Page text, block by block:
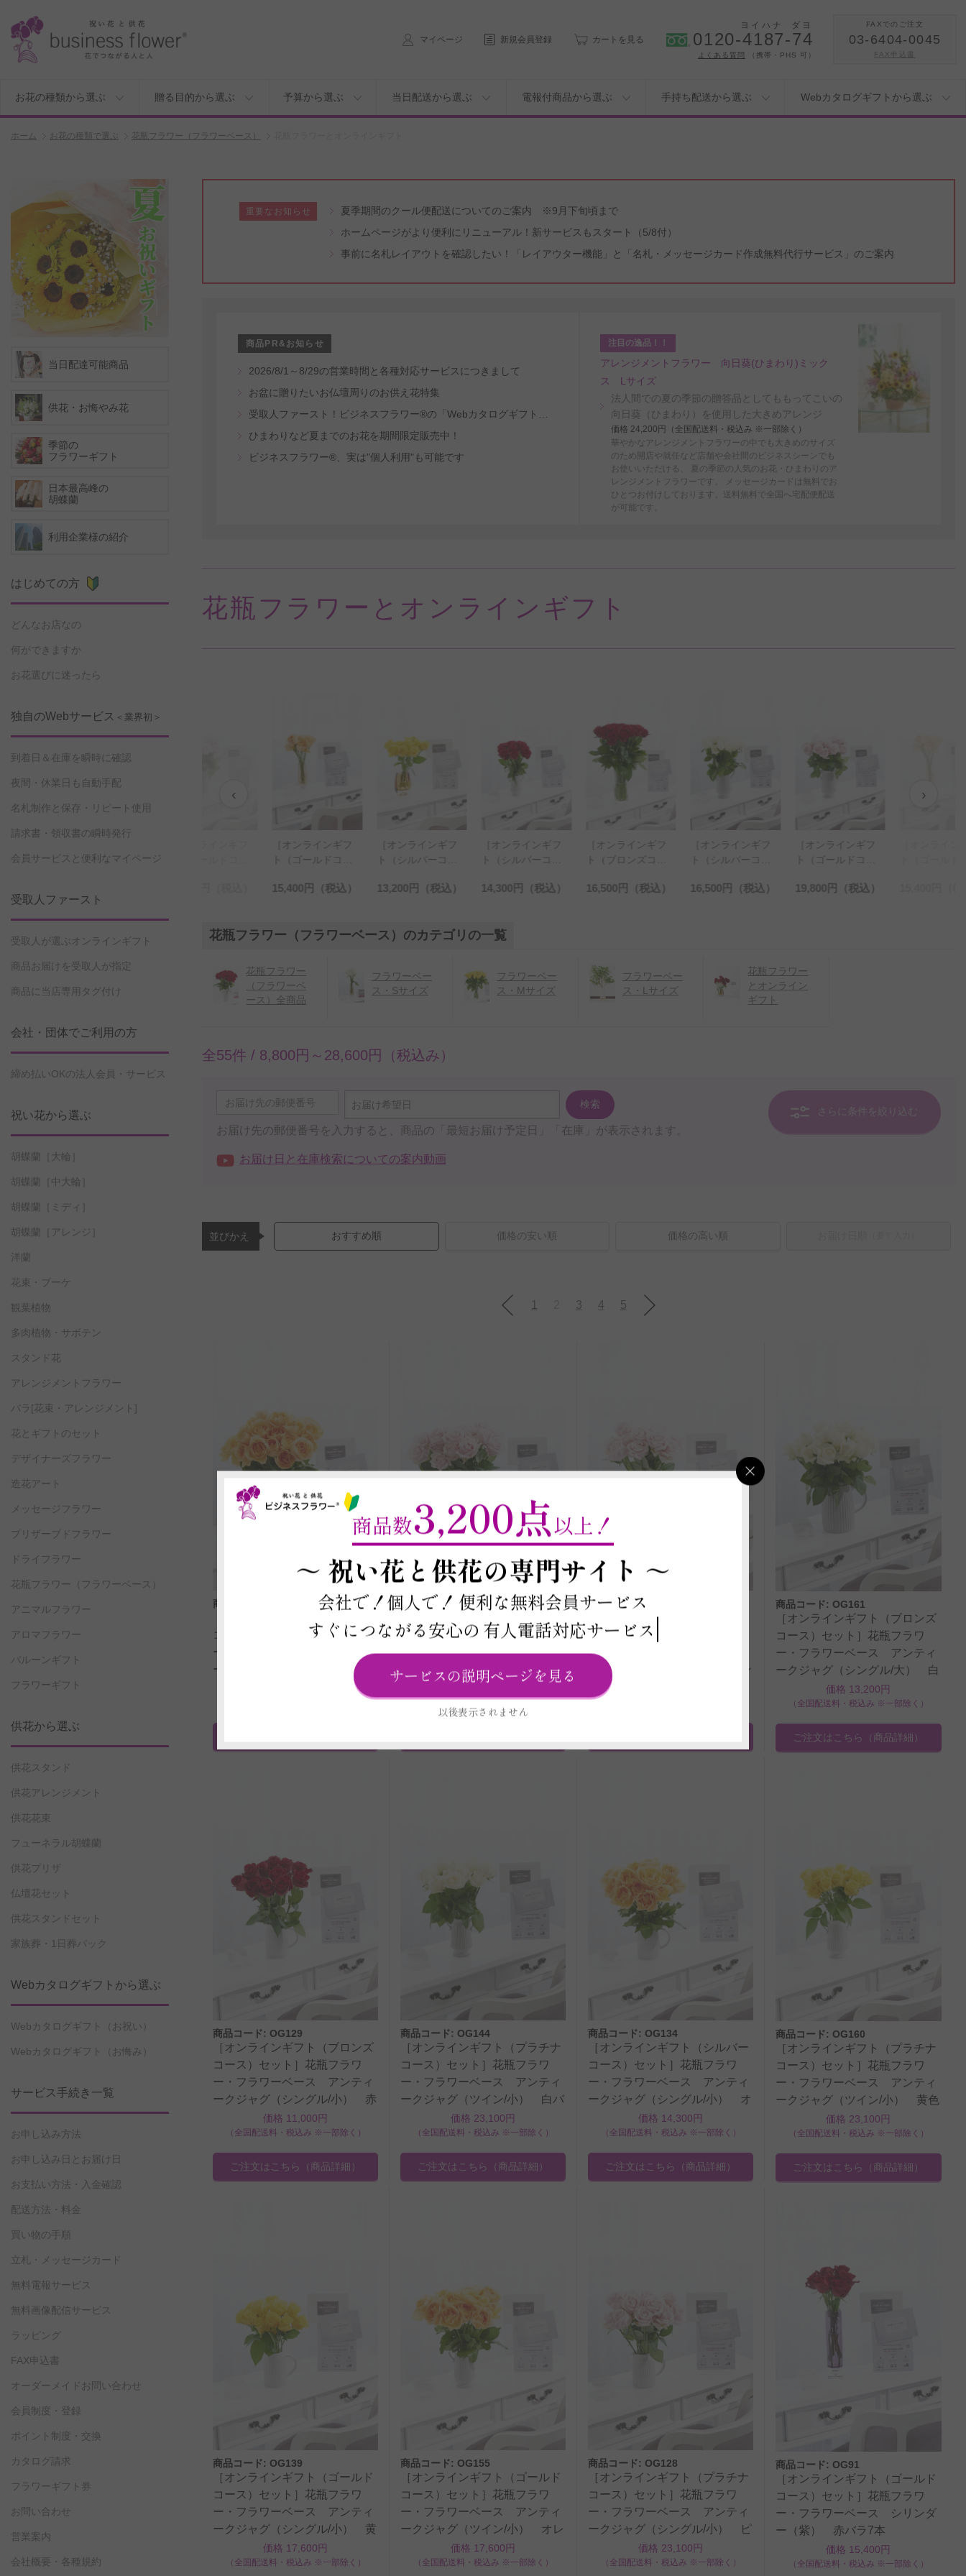
マイページ 新規会員登録 カートを見る
ヨイハナ ダヨ
0120-4187-74
よくある質問 （携帯・PHS 可）
FAXでのご注文
03-6404-0045
FAX申込書
お花の種類から選ぶ 贈る目的から選ぶ 予算から選ぶ 当日配送から選ぶ 電報付商品から選ぶ 手持ち配送から選ぶ Webカタログギフトから選ぶ
ホーム お花の種類で選ぶ 花瓶フラワー（フラワーベース）
重要なお知らせ
夏季期間のクール便配送についてのご案内 ※9月下旬頃まで
ホームページがより便利にリニューアル！新サービスもスタート（5/8付）
事前に名札レイアウトを確認したい！「レイアウター機能」と「名札・メッセージカード作成無料代行サービス」のご案内
商品PR&お知らせ
2026/8/1～8/29の営業時間と各種対応サービスにつきまして
お盆に贈りたいお仏壇周りのお供え花特集
ひまわりなど夏までのお花を期間限定販売中！
ビジネスフラワー®、実は"個人利用"も可能です
注目の逸品！！
アレンジメントフラワー 向日葵(ひまわり)ミック
ス Lサイズ
法人間での夏の季節の贈答品としてももってこいの
向日葵（ひまわり）を使用した大きめアレンジ
価格 24,200円（全国配送料・税込み ※一部除く）
華やかなアレンジメントフラワーの中でも大きめのサイズ
のため開店や就任など店舗や会社間のビジネスシーンでも
お使いいただける、 夏の季節の人気のお花・ひまわりのア
レンジメントフラワーです。 メッセージカードは無料でお
ひとつお付けしております。送料無料で全国へ宅配便配送
が可能です。
花瓶フラワーとオンラインギフト
‹ ›
ズコー
シリン
リア）
ト（シルバーコー
ーベース アンテ
ィークジャグ（ツ
イン/大） 白バラ
ィークジャグ（ツ
イン/大） ピンク
［オンラインギフ
ト（ゴールドコー
フラワー・フラワ
ー） オレンジバ
15,400円 （税込）
［オンラインギフ
ト（シルバーコー
フラワー・フラワ
黄色バラ12本
13,200円 （税込）
［オンラインギフ
ト（シルバーコー
フラワー・フラワ
イン/小） 赤バラ
14,300円 （税込）
［オンラインギフ
ト（ブロンズコー
フラワー・フラワ
16,500円 （税込）
［オンラインギフ
ト（シルバーコー
フラワー・フラワ
16,500円 （税込）
［オンラインギフ
ト（ゴールドコー
フラワー・フラワ
19,800円 （税込）
花瓶フラワー（フラワーベース）のカテゴリの一覧
花瓶フラワー
（フラワーベ
ース）全商品
フラワーベー
ス・Sサイズ
フラワーベー
ス・Mサイズ
フラワーベー
ス・Lサイズ
花瓶フラワー
とオンライン
ギフト
全55件 / 8,800円～28,600円（税込み）
お届け希望日 検索
お届け先の郵便番号を入力すると、商品の「最短お届け予定日」「在庫」が表示されます。
お届け日と在庫検索についての案内動画
さらに条件を絞り込む
並びかえ おすすめ順 価格の安い順 価格の高い順
1 3 4 5
商品コード: OG176
コース）セット］花瓶フラワ
ー・フラワーベース アンティ
ークジャグ（シングル/大） オ
商品コード: OG166
コース）セット］花瓶フラワ
ー・フラワーベース アンティ
ークジャグ（シングル/大） ピ
ンクバラ18本
（全国配送料・税込み ※一部除く）
商品コード: OG145
［オンラインギフト（ブロンズ
コース）セット］花瓶フラワ
ー・フラワーベース アンティ
ークジャグ（ツイン/小） ピン
クバラ12本
商品コード: OG161
［オンラインギフト（ブロンズ
コース）セット］花瓶フラワ
ー・フラワーベース アンティ
ークジャグ（シングル/大） 白
価格 13,200円
（全国配送料・税込み ※一部除く）
ご注文はこちら （商品詳細）
商品コード: OG129
［オンラインギフト（ブロンズ
コース）セット］花瓶フラワ
ー・フラワーベース アンティ
ークジャグ（シングル/小） 赤
価格 11,000円
（全国配送料・税込み ※一部除く）
ご注文はこちら （商品詳細）
商品コード: OG144
［オンラインギフト（プラチナ
コース）セット］花瓶フラワ
ー・フラワーベース アンティ
ークジャグ（ツイン/小） 白バ
価格 23,100円
（全国配送料・税込み ※一部除く）
ご注文はこちら （商品詳細）
商品コード: OG134
［オンラインギフト（シルバー
コース）セット］花瓶フラワ
ー・フラワーベース アンティ
ークジャグ（シングル/小） オ
レンジバラ12本価格 14,300円
（全国配送料・税込み ※一部除く）
ご注文はこちら （商品詳細）
商品コード: OG160
［オンラインギフト（プラチナ
コース）セット］花瓶フラワ
ー・フラワーベース アンティ
ークジャグ（ツイン/小） 黄色
価格 23,100円
（全国配送料・税込み ※一部除く）
ご注文はこちら （商品詳細）
商品コード: OG139
［オンラインギフト（ゴールド
コース）セット］花瓶フラワ
ー・フラワーベース アンティ
ークジャグ（シングル/小） 黄
色バラ12本価格 17,600円
（全国配送料・税込み ※一部除く）
商品コード: OG155
［オンラインギフト（ゴールド
コース）セット］花瓶フラワ
ー・フラワーベース アンティ
ークジャグ（ツイン/小） オレ
ンジバラ12本価格 17,600円
（全国配送料・税込み ※一部除く）
商品コード: OG128
［オンラインギフト（プラチナ
コース）セット］花瓶フラワ
ー・フラワーベース アンティ
ークジャグ（シングル/小） ピ
ンクバラ12本価格 23,100円
（全国配送料・税込み ※一部除く）
商品コード: OG91
［オンラインギフト（ゴールド
コース）セット］花瓶フラワ
ー・フラワーベース シリンダ
ー（紫） 赤バラ7本
価格 15,400円
（全国配送料・税込み ※一部除く）
当日配達可能商品
供花・お悔やみ花
季節の
フラワーギフト
日本最高峰の
胡蝶蘭
利用企業様の紹介
はじめての方
どんなお店なの
何ができますか
お花選びに迷ったら
独自のWebサービス ＜業界初＞
到着日＆在庫を瞬時に確認
夜間・休業日も自動手配
名札制作と保存・リピート使用
請求書・領収書の瞬時発行
会員サービスと便利なマイページ
受取人ファースト
受取人が選ぶオンラインギフト
商品お届けを受取人が指定
商品に当店専用タグ付け
会社・団体でご利用の方
締め払いOKの法人会員・サービス
祝い花から選ぶ
胡蝶蘭［大輪］
胡蝶蘭［中大輪］
胡蝶蘭［ミディ］
胡蝶蘭［アレンジ］
洋蘭
花束・ブーケ
観葉植物
多肉植物・サボテン
スタンド花
アレンジメントフラワー
バラ[花束・アレンジメント]
花とギフトのセット
デザイナーズフラワー
造花アート
メッセージフラワー
プリザーブドフラワー
ドライフラワー
花瓶フラワー （フラワーベース）
アニマルフラワー
アロマフラワー
バルーンギフト
フラワーギフト
供花から選ぶ
供花スタンド
供花アレンジメント
供花花束
フューネラル胡蝶蘭
供花プリザ
仏壇花セット
供花スタンドセット
家族葬・1日葬パック
Webカタログギフトから選ぶ
Webカタログギフト（お祝い）
Webカタログギフト（お悔み）
サービス手続き一覧
お申し込み方法
お申し込み日とお届け日
お支払い方法・入金確認
配送方法・料金
買い物の手順
立札・メッセージカード
無料電報サービス
無料画像配信サービス
ラッピング
FAX申込書
オーダーメイドお問い合わせ
会員制度・登録
ポイント制度・交換
カタログ請求
フラワーギフト券
お問い合わせ
営業案内
会社概要・各種規約
商品数3,200点以上！
～ 祝い花と供花の専門サイト ～
会社で！個人で！ 便利な無料会員サービス
すぐにつながる安心の 有人電話対応サービス
サービスの説明ページを見る
以後表示されません